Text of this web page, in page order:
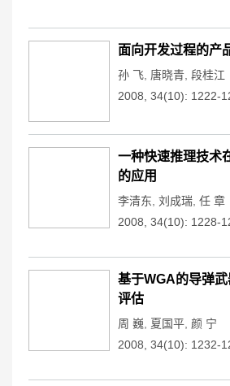
面向开发过程的产
孙 飞 唐晓青 段桂江
2008, 34(10): 1222-
一种快速推理技术
的应用
李清东 刘成瑞 任 章
2008, 34(10): 1228-
基于WGA的导弹
评估
周 巍 夏国平 颜 宁
2008, 34(10): 1232-